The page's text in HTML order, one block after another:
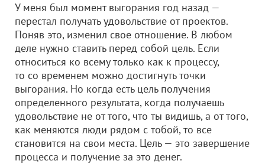
У меня был момент выгорания год назад —
перестал получать удовольствие от проектов.
Поняв это, изменил свое отношение. В любом
деле нужно ставить перед собой цель. Если
относиться ко всему только как к процессу,
то со временем можно достигнуть точки
выгорания. Но когда есть цель получения
определенного результата, когда получаешь
удовольствие не от того, что ты видишь, а от того,
как меняются люди рядом с тобой, то все
становится на свои места. Цель — это завершение
процесса и получение за это денег.